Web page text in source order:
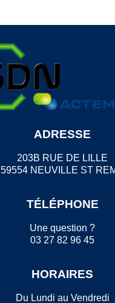
ADRESSE
203B RUE DE LILLE
59554 NEUVILLE ST
TÉLÉPHONE
Une question ?
03 27 82 96 45
HORAIRES
Du Lundi au Vendredi